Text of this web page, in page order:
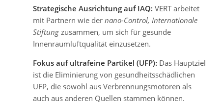
Strategische Ausrichtung auf IAQ: VERT arbeitet
mit Partnern wie der nano-Control, Internationale
Stiftung zusammen, um sich für gesunde
Innenraumluftqualität einzusetzen.
Fokus auf ultrafeine Partikel (UFP): Das Hauptziel
ist die Eliminierung von gesundheitsschädlichen
UFP, die sowohl aus Verbrennungsmotoren als
auch aus anderen Quellen stammen können.